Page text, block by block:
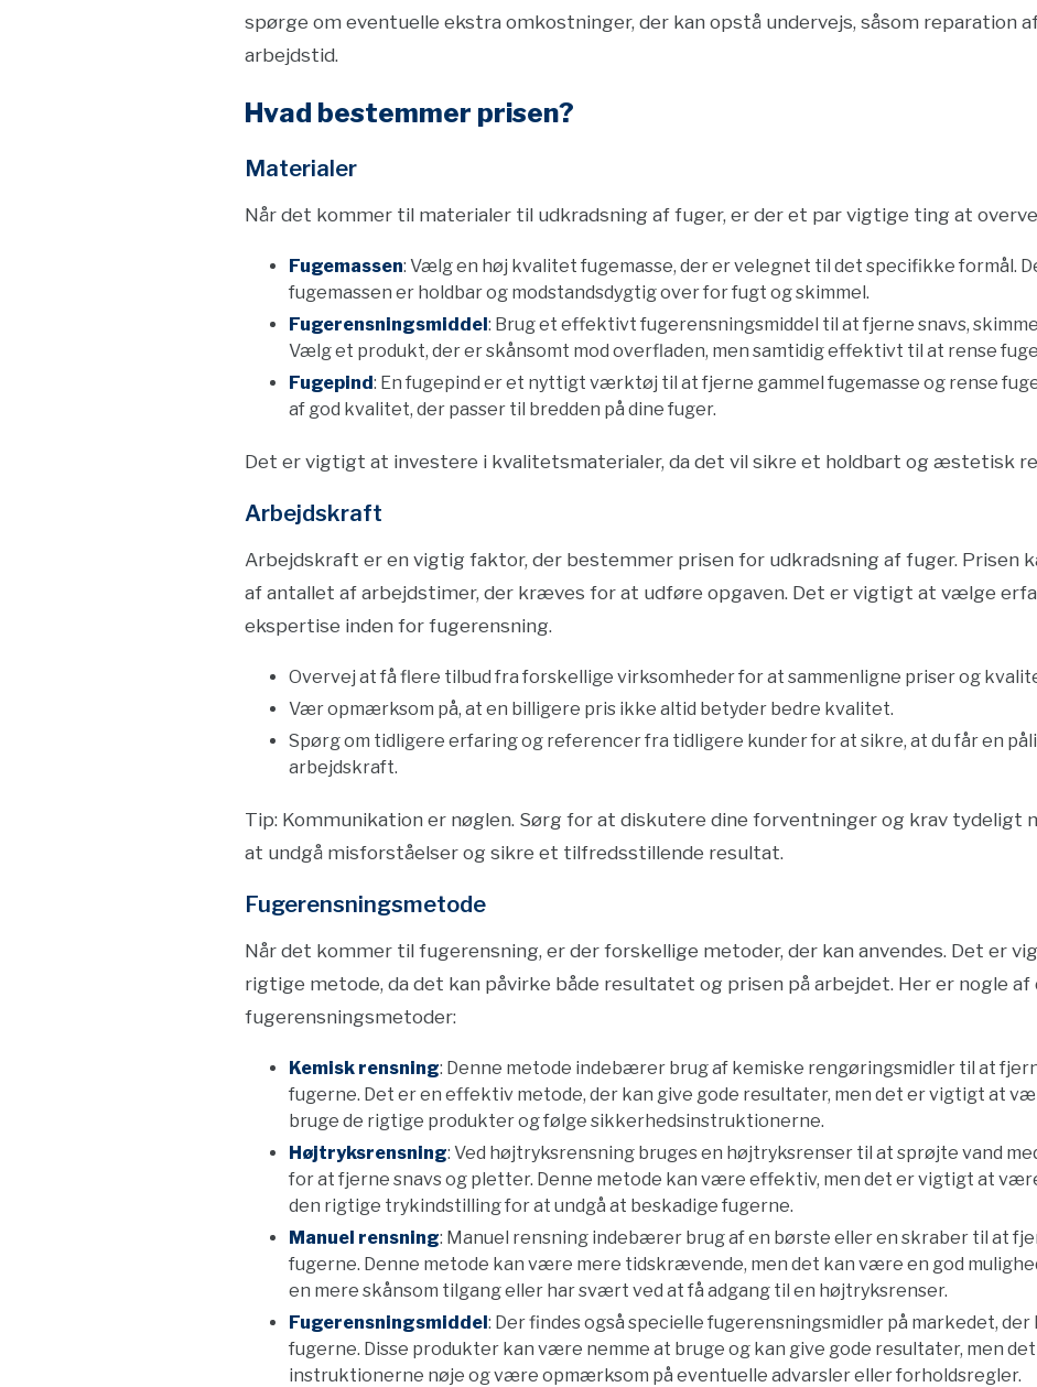
spørge om eventuelle ekstra omkostninger, der kan opstå undervejs, såsom reparation
arbejdstid.
Hvad bestemmer prisen?
Materialer
Når det kommer til materialer til udkradsning af fuger, er der et par vigtige ting at
Fugemassen: Vælg en høj kvalitet fugemasse, der er velegnet til det specifikke formål.
fugemassen er holdbar og modstandsdygtig over for fugt og skimmel.
Fugerensningsmiddel: Brug et effektivt fugerensningsmiddel til at fjerne snavs,
Vælg et produkt, der er skånsomt mod overfladen, men samtidig effektivt til at rense
Fugepind: En fugepind er et nyttigt værktøj til at fjerne gammel fugemasse og rense
af god kvalitet, der passer til bredden på dine fuger.
Det er vigtigt at investere i kvalitetsmaterialer, da det vil sikre et holdbart og æstetisk
Arbejdskraft
Arbejdskraft er en vigtig faktor, der bestemmer prisen for udkradsning af fuger. Prisen
af antallet af arbejdstimer, der kræves for at udføre opgaven. Det er vigtigt at vælge
ekspertise inden for fugerensning.
Overvej at få flere tilbud fra forskellige virksomheder for at sammenligne priser og
Vær opmærksom på, at en billigere pris ikke altid betyder bedre kvalitet.
Spørg om tidligere erfaring og referencer fra tidligere kunder for at sikre, at du får en
arbejdskraft.
Tip: Kommunikation er nøglen. Sørg for at diskutere dine forventninger og krav tydeligt
at undgå misforståelser og sikre et tilfredsstillende resultat.
Fugerensningsmetode
Når det kommer til fugerensning, er der forskellige metoder, der kan anvendes. Det er
rigtige metode, da det kan påvirke både resultatet og prisen på arbejdet. Her er nogle af
fugerensningsmetoder:
Kemisk rensning: Denne metode indebærer brug af kemiske rengøringsmidler til at
fugerne. Det er en effektiv metode, der kan give gode resultater, men det er vigtigt at
bruge de rigtige produkter og følge sikkerhedsinstruktionerne.
Højtryksrensning: Ved højtryksrensning bruges en højtryksrenser til at sprøjte vand
for at fjerne snavs og pletter. Denne metode kan være effektiv, men det er vigtigt at
den rigtige trykindstilling for at undgå at beskadige fugerne.
Manuel rensning: Manuel rensning indebærer brug af en børste eller en skraber til at
fugerne. Denne metode kan være mere tidskrævende, men det kan være en god
en mere skånsom tilgang eller har svært ved at få adgang til en højtryksrenser.
Fugerensningsmiddel: Der findes også specielle fugerensningsmidler på markedet,
fugerne. Disse produkter kan være nemme at bruge og kan give gode resultater, men
instruktionerne nøje og være opmærksom på eventuelle advarsler eller forholdsregler.